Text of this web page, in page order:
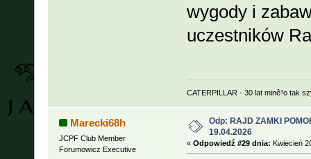
wygody i
uczestników
CATERPILLAR - 30 lat minê³o tak
Marecki68h
JCPF Club Member
Forumowicz Executive
Odp: RAJD ZAMKI
19.04.2026
« Odpowiedź #29 dnia: Kwiecień